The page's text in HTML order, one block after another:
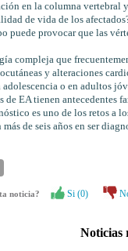
en la columna vertebral
de vida de los
puede provocar que las
compleja que
y alteraciones
o en adultos
de EA tienen antecedentes
es uno de los retos a
de seis años en ser
noticia? Si (0)
Noticias